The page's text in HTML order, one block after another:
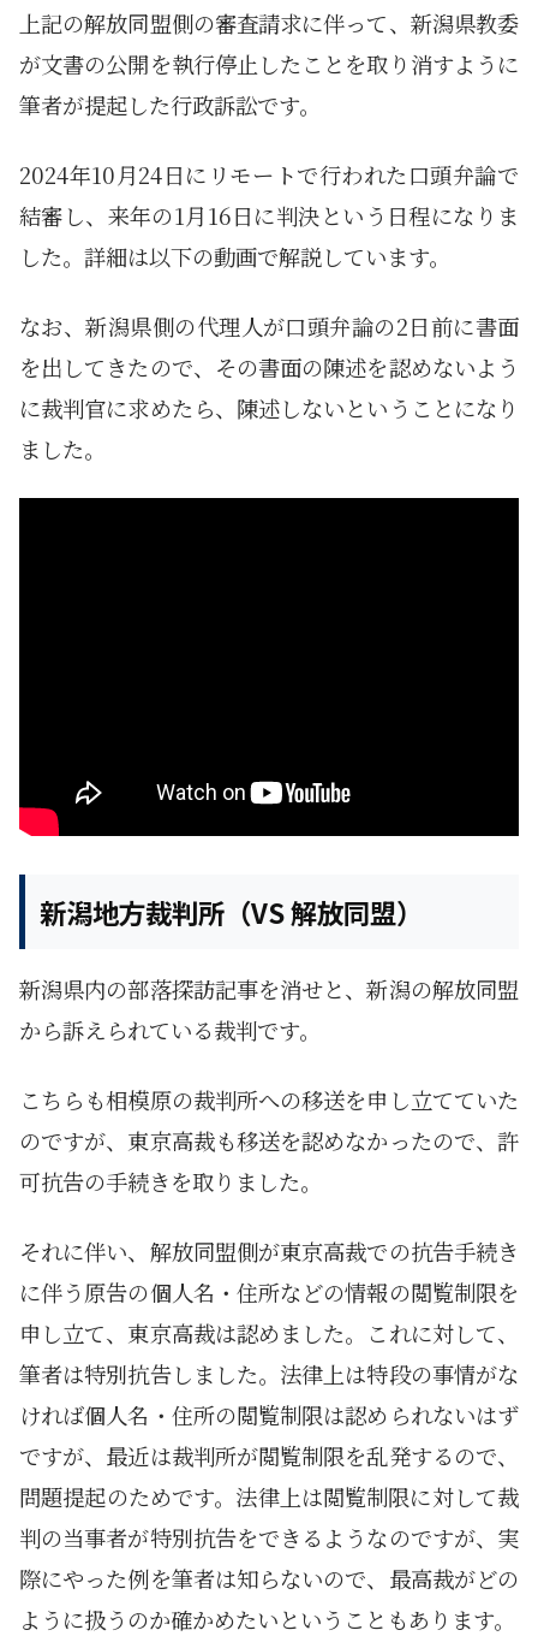
上記の解放同盟側の審査請求に伴って、新潟県教委
が文書の公開を執行停止したことを取り消すように
筆者が提起した行政訴訟です。
2024年10月24日にリモートで行われた口頭弁論で
結審し、来年の1月16日に判決という日程になりま
した。詳細は以下の動画で解説しています。
なお、新潟県側の代理人が口頭弁論の2日前に書面
を出してきたので、その書面の陳述を認めないよう
に裁判官に求めたら、陳述しないということになり
ました。
新潟地方裁判所（VS 解放同盟）
新潟県内の部落探訪記事を消せと、新潟の解放同盟
から訴えられている裁判です。
こちらも相模原の裁判所への移送を申し立てていた
のですが、東京高裁も移送を認めなかったので、許
可抗告の手続きを取りました。
それに伴い、解放同盟側が東京高裁での抗告手続き
に伴う原告の個人名・住所などの情報の閲覧制限を
申し立て、東京高裁は認めました。これに対して、
筆者は特別抗告しました。法律上は特段の事情がな
ければ個人名・住所の閲覧制限は認められないはず
ですが、最近は裁判所が閲覧制限を乱発するので、
問題提起のためです。法律上は閲覧制限に対して裁
判の当事者が特別抗告をできるようなのですが、実
際にやった例を筆者は知らないので、最高裁がどの
ように扱うのか確かめたいということもあります。